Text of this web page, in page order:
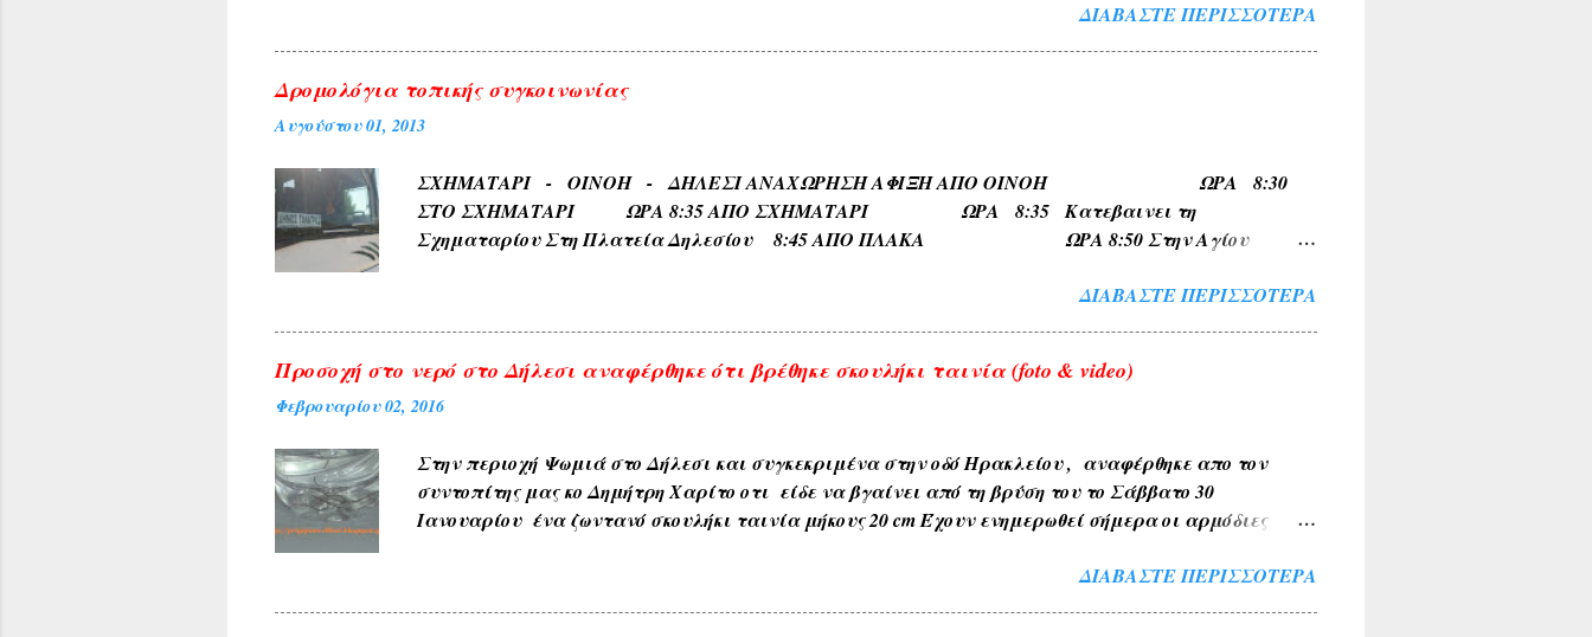
φύσεως και διαπλάσεως του εδάφους όπως ( ΚΑΜΠΟΣ , ΜΑΚΡΥΚΑΜΠΟΣ , ΒΑΘΥΛΑΚΟΣ ) . 3) Από το
ΓΛΥΚΟΝΕΡΙ , ΓΛΥΚΟΒΡΥΣΗ , ΚΡΥΑ ΒΡΥΣΗ ). 5) Εκ των φυομένων δένδρων και των εν γένει φυτών
και καρπών αυτών όπως δενδρώνυμα , φυτώνυμα , καρπώνυμα τοπωνύμια ( ΚΕΡΑΣΟΥΣ ,
ΜΟΝΟΔΕΝΔΡΙ ) . 6) Εκ των διαφόρων τόπων που συχνάζουν τα ζώα Ζωώνυμα τοπωνύμια όπως
(Αετοράχη , Αηδονοράχη , Αετοκούκουλο ) . 7) Εκ του ...
ΔΙΑΒΆΣΤΕ ΠΕΡΙΣΣΌΤΕΡΑ
Δρομολόγια τοπικής συγκοινωνίας
Αυγούστου 01, 2013
ΣΧΗΜΑΤΑΡΙ - ΟΙΝΟΗ - ΔΗΛΕΣΙ ΑΝΑΧΩΡΗΣΗ ΑΦΙΞΗ ΑΠΟ ΟΙΝΟΗ ΩΡΑ 8:30
ΣΤΟ ΣΧΗΜΑΤΑΡΙ ΩΡΑ 8:35 ΑΠΟ ΣΧΗΜΑΤΑΡΙ ΩΡΑ 8:35 Κατεβαινει τη
Σχηματαρίου Στη Πλατεία Δηλεσίου 8:45 ΑΠΟ ΠΛΑΚΑ ΩΡΑ 8:50 Στην Αγίου
ΔΙΑΒΆΣΤΕ ΠΕΡΙΣΣΌΤΕΡΑ
Προσοχή στο νερό στο Δήλεσι αναφέρθηκε ότι βρέθηκε σκουλήκι ταινία (foto & video)
Φεβρουαρίου 02, 2016
Στην περιοχή Ψωμιά στο Δήλεσι και συγκεκριμένα στην οδό Ηρακλείου , αναφέρθηκε απο τον
συντοπίτης μας κο Δημήτρη Χαρίτο οτι είδε να βγαίνει από τη βρύση του το Σάββατο 30
Ιανουαρίου ένα ζωντανό σκουλήκι ταινία μήκους 20 cm Έχουν ενημερωθεί σήμερα οι αρμόδιες
ανακοινώνεται με κάθε επιφύλαξη ώστε να είμαστε προσεκτικότεροι μέχρι την τελική διερεύνηση
ΔΙΑΒΆΣΤΕ ΠΕΡΙΣΣΌΤΕΡΑ